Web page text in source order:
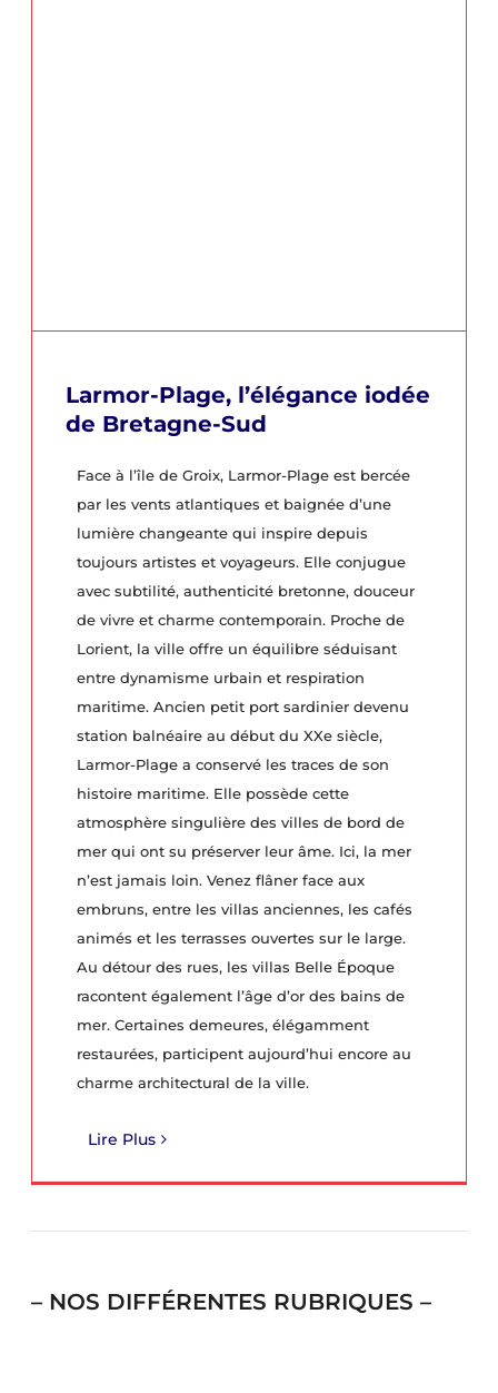
Larmor-Plage, l’élégance iodée
de Bretagne-Sud
Face à l’île de Groix, Larmor-Plage est bercée
par les vents atlantiques et baignée d’une
lumière changeante qui inspire depuis
toujours artistes et voyageurs. Elle conjugue
avec subtilité, authenticité bretonne, douceur
de vivre et charme contemporain. Proche de
Lorient, la ville offre un équilibre séduisant
entre dynamisme urbain et respiration
maritime. Ancien petit port sardinier devenu
station balnéaire au début du XXe siècle,
Larmor-Plage a conservé les traces de son
histoire maritime. Elle possède cette
atmosphère singulière des villes de bord de
mer qui ont su préserver leur âme. Ici, la mer
n’est jamais loin. Venez flâner face aux
embruns, entre les villas anciennes, les cafés
animés et les terrasses ouvertes sur le large.
Au détour des rues, les villas Belle Époque
racontent également l’âge d’or des bains de
mer. Certaines demeures, élégamment
restaurées, participent aujourd’hui encore au
charme architectural de la ville.
Lire Plus
– NOS DIFFÉRENTES RUBRIQUES –